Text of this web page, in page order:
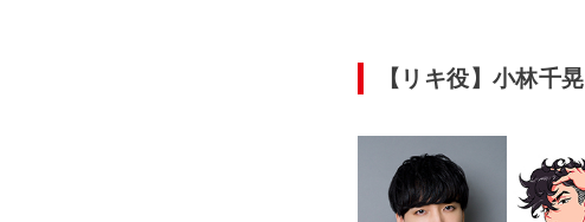
【リキ役】小林千晃